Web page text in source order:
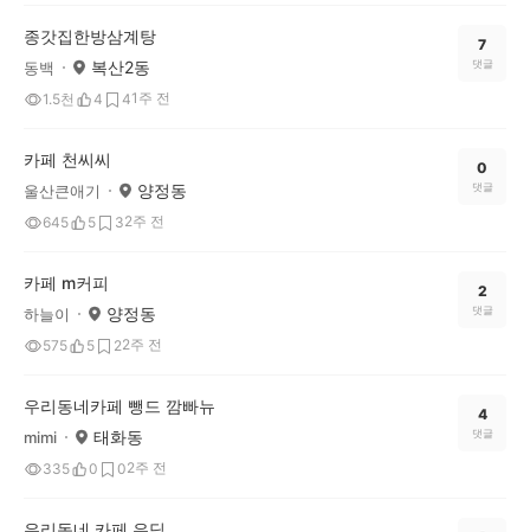
종갓집한방삼계탕
동백 복산2동
1.5천 4 41주 전
7
댓글
카페 천씨씨
울산큰애기 양정동
645 5 32주 전
0
댓글
카페 m커피
하늘이 양정동
575 5 22주 전
2
댓글
우리동네카페 뺑드 깜빠뉴
mimi 태화동
335 0 02주 전
4
댓글